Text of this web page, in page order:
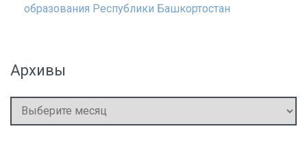
образования Республики Башкортостан
Архивы
Архивы